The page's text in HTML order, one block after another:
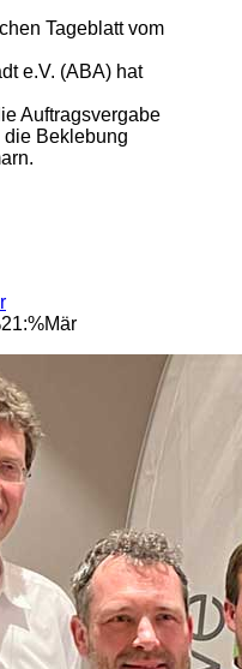
Tageblatt vom
e.V. (ABA) hat
Auftragsvergabe
Beklebung